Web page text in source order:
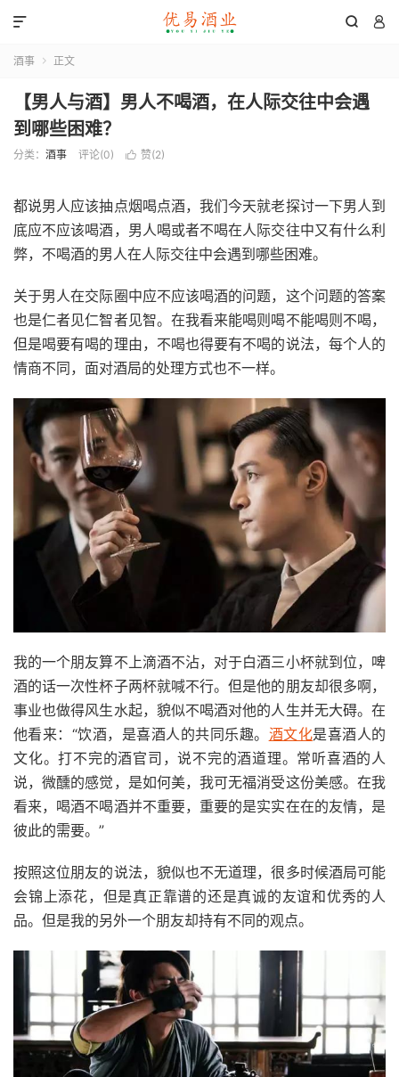
 

酒事  正文
【男人与酒】男人不喝酒，在人际交往中会遇
到哪些困难？
分类： 酒事 评论(0)  赞(2)
都说男人应该抽点烟喝点酒，我们今天就老探讨一下男人到
底应不应该喝酒，男人喝或者不喝在人际交往中又有什么利
弊，不喝酒的男人在人际交往中会遇到哪些困难。
关于男人在交际圈中应不应该喝酒的问题，这个问题的答案
也是仁者见仁智者见智。在我看来能喝则喝不能喝则不喝，
但是喝要有喝的理由，不喝也得要有不喝的说法，每个人的
情商不同，面对酒局的处理方式也不一样。
我的一个朋友算不上滴酒不沾，对于白酒三小杯就到位，啤
酒的话一次性杯子两杯就喊不行。但是他的朋友却很多啊，
事业也做得风生水起，貌似不喝酒对他的人生并无大碍。在
他看来：“饮酒，是喜酒人的共同乐趣。 酒文化是喜酒人的
文化。打不完的酒官司，说不完的酒道理。常听喜酒的人
说，微醺的感觉，是如何美，我可无福消受这份美感。在我
看来，喝酒不喝酒并不重要，重要的是实实在在的友情，是
彼此的需要。”
按照这位朋友的说法，貌似也不无道理，很多时候酒局可能
会锦上添花，但是真正靠谱的还是真诚的友谊和优秀的人
品。但是我的另外一个朋友却持有不同的观点。